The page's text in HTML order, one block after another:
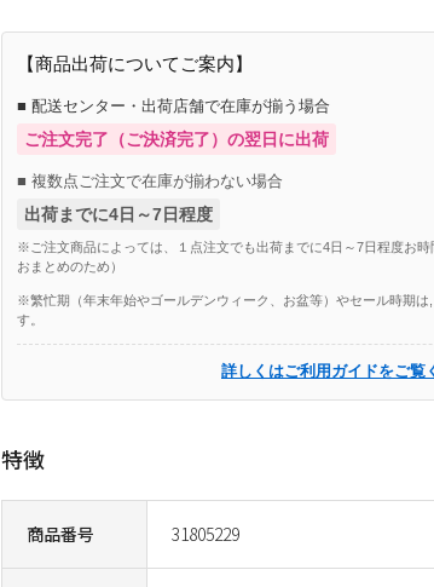
商品番号 31805229
【商品出荷についてご案内】
■ 配送センター・出荷店舗で在庫が揃う場合
ご注文完了（ご決済完了）の翌日に出荷
■ 複数点ご注文で在庫が揃わない場合
出荷までに4日～7日程度
※ご注文商品によっては、１点注文でも出荷までに4日～7日程度お時
おまとめのため）
※繁忙期（年末年始やゴールデンウィーク、お盆等）やセール時期は
す。
詳しくはご利用ガイドをご覧
特徴